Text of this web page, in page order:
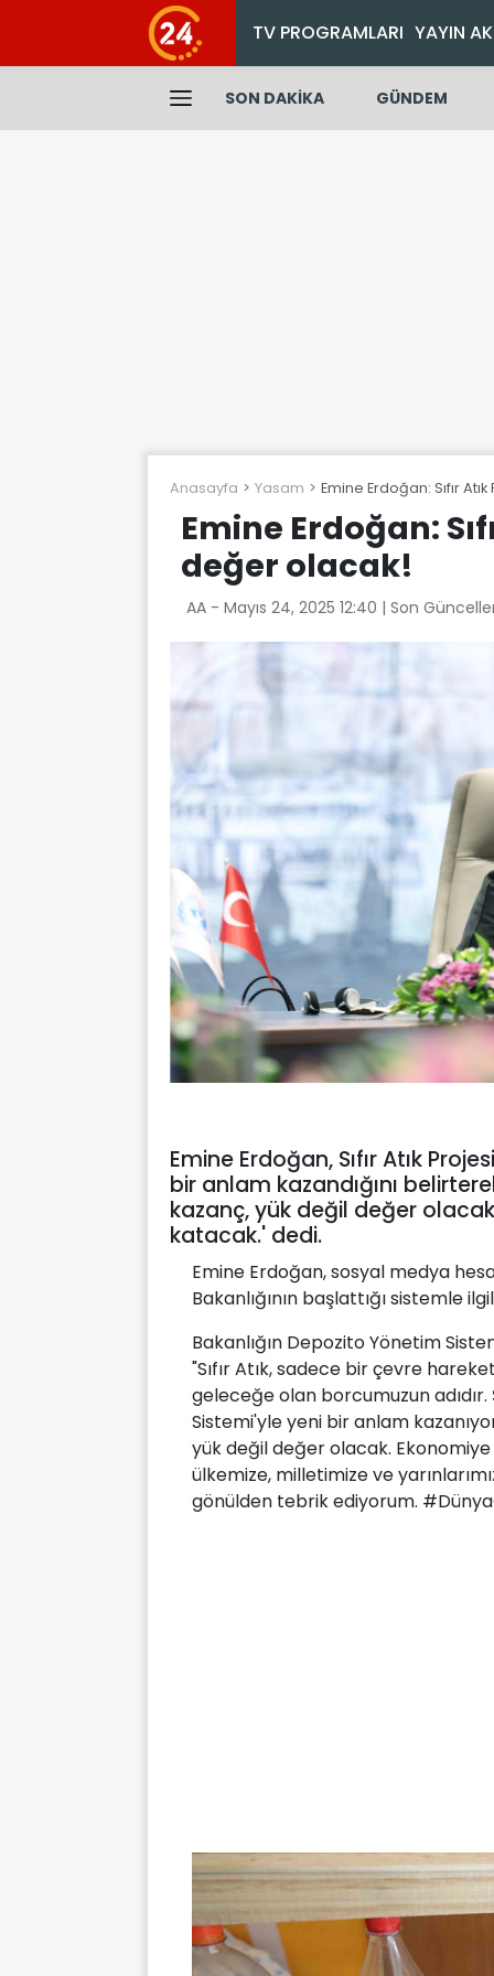
TV PROGRAMLARI YAYIN
SON DAKİKA GÜNDEM
Anasayfa Yasam Emine Erdoğan: Sıfır
Emine Erdoğan:
değer olacak!
AA - Mayıs 24, 2025 12:40 | Son
Emine Erdoğan, Sıfır Atık
bir anlam kazandığını
kazanç, yük değil değer
katacak.' dedi.
Emine Erdoğan, sosyal medya
Bakanlığının başlattığı sistemle
Bakanlığın Depozito Yönetim
"Sıfır Atık, sadece bir çevre
geleceğe olan borcumuzun
Sistemi'yle yeni bir anlam
yük değil değer olacak.
ülkemize, milletimize ve
gönülden tebrik ediyorum.